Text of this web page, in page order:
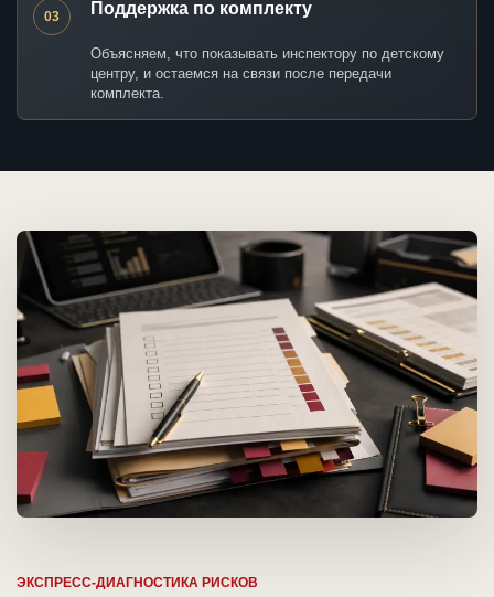
03 Поддержка по комплекту
Объясняем, что показывать инспектору по детскому
центру, и остаемся на связи после передачи
комплекта.
ЭКСПРЕСС-ДИАГНОСТИКА РИСКОВ